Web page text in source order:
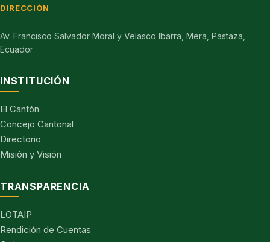
DIRECCIÓN
Av. Francisco Salvador Moral y Velasco Ibarra, Mera, Pastaza,
Ecuador
INSTITUCIÓN
El Cantón
Concejo Cantonal
Directorio
Misión y Visión
TRANSPARENCIA
LOTAIP
Rendición de Cuentas